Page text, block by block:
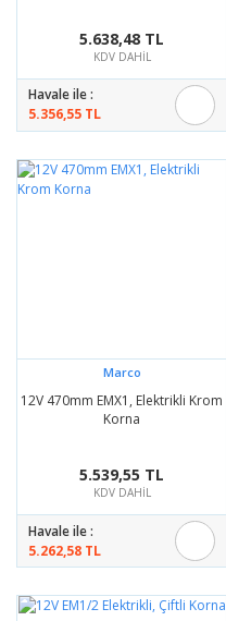
5.638,48 TL
KDV DAHİL
Havale ile :
5.356,55 TL
Marco
12V 470mm EMX1, Elektrikli Krom
Korna
5.539,55 TL
KDV DAHİL
Havale ile :
5.262,58 TL